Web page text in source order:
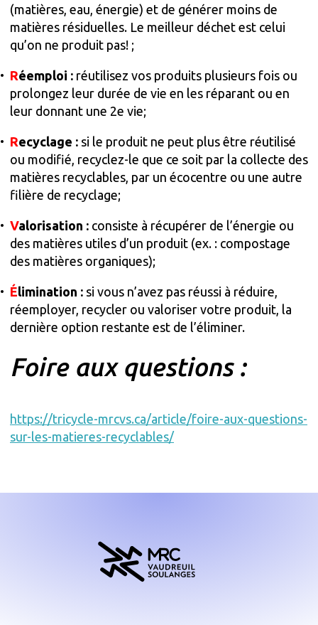
(matières, eau, énergie) et de générer moins de
matières résiduelles. Le meilleur déchet est celui
qu’on ne produit pas! ;
Réemploi : réutilisez vos produits plusieurs fois ou
prolongez leur durée de vie en les réparant ou en
leur donnant une 2e vie;
Recyclage : si le produit ne peut plus être réutilisé
ou modifié, recyclez-le que ce soit par la collecte des
matières recyclables, par un écocentre ou une autre
filière de recyclage;
Valorisation : consiste à récupérer de l’énergie ou
des matières utiles d’un produit (ex. : compostage
des matières organiques);
Élimination : si vous n’avez pas réussi à réduire,
réemployer, recycler ou valoriser votre produit, la
dernière option restante est de l’éliminer.
Foire aux questions :
https://tricycle-mrcvs.ca/article/foire-aux-questions-
sur-les-matieres-recyclables/